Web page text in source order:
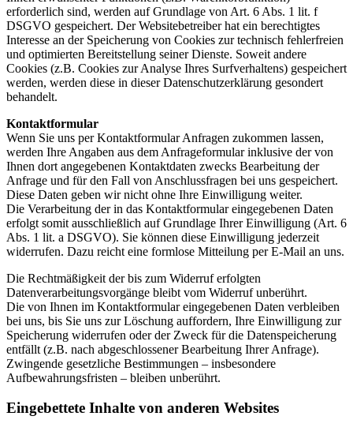
erforderlich sind, werden auf Grundlage von Art. 6 Abs. 1 lit. f
DSGVO gespeichert. Der Websitebetreiber hat ein berechtigtes
Interesse an der Speicherung von Cookies zur technisch fehlerfreien
und optimierten Bereitstellung seiner Dienste. Soweit andere
Cookies (z.B. Cookies zur Analyse Ihres Surfverhaltens) gespeichert
werden, werden diese in dieser Datenschutzerklärung gesondert
behandelt.
Kontaktformular
Wenn Sie uns per Kontaktformular Anfragen zukommen lassen,
werden Ihre Angaben aus dem Anfrageformular inklusive der von
Ihnen dort angegebenen Kontaktdaten zwecks Bearbeitung der
Anfrage und für den Fall von Anschlussfragen bei uns gespeichert.
Diese Daten geben wir nicht ohne Ihre Einwilligung weiter.
Die Verarbeitung der in das Kontaktformular eingegebenen Daten
erfolgt somit ausschließlich auf Grundlage Ihrer Einwilligung (Art. 6
Abs. 1 lit. a DSGVO). Sie können diese Einwilligung jederzeit
widerrufen. Dazu reicht eine formlose Mitteilung per E-Mail an uns.
Die Rechtmäßigkeit der bis zum Widerruf erfolgten
Datenverarbeitungsvorgänge bleibt vom Widerruf unberührt.
Die von Ihnen im Kontaktformular eingegebenen Daten verbleiben
bei uns, bis Sie uns zur Löschung auffordern, Ihre Einwilligung zur
Speicherung widerrufen oder der Zweck für die Datenspeicherung
entfällt (z.B. nach abgeschlossener Bearbeitung Ihrer Anfrage).
Zwingende gesetzliche Bestimmungen – insbesondere
Aufbewahrungsfristen – bleiben unberührt.
Eingebettete Inhalte von anderen Websites